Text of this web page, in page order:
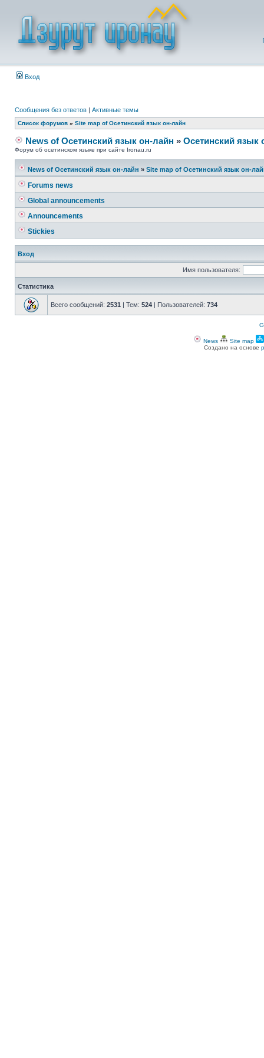
Вход
Сообщения без ответов | Активные темы
Список форумов » Site map of Осетинский язык он-лайн
News of Осетинский язык он-лайн » Осетинский язык
Форум об осетинском языке при сайте Ironau.ru
News of Осетинский язык он-лайн » Site map of Осетинский язык он-
Forums news
Global announcements
Announcements
Stickies
Вход
Имя пользователя:
Статистика
Всего сообщений: 2531 | Тем: 524 | Пользователей: 734
News Site map
Создано на основе